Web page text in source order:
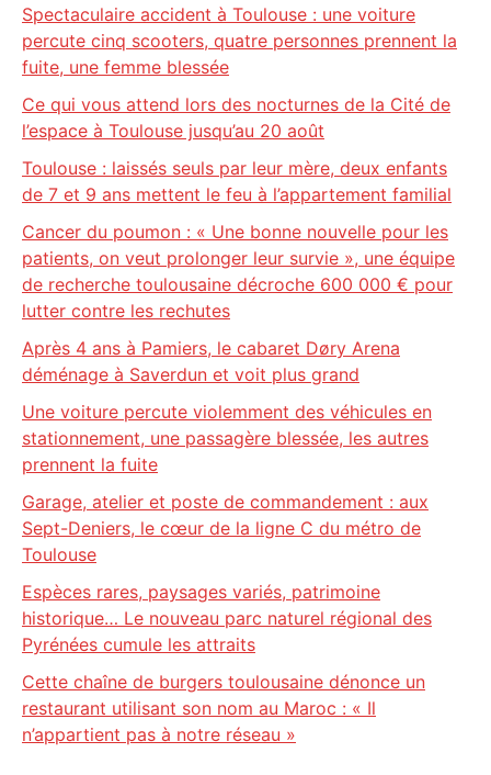
Spectaculaire accident à Toulouse : une voiture
percute cinq scooters, quatre personnes prennent la
fuite, une femme blessée
Ce qui vous attend lors des nocturnes de la Cité de
l’espace à Toulouse jusqu’au 20 août
Toulouse : laissés seuls par leur mère, deux enfants
de 7 et 9 ans mettent le feu à l’appartement familial
Cancer du poumon : « Une bonne nouvelle pour les
patients, on veut prolonger leur survie », une équipe
de recherche toulousaine décroche 600 000 € pour
lutter contre les rechutes
Après 4 ans à Pamiers, le cabaret Døry Arena
déménage à Saverdun et voit plus grand
Une voiture percute violemment des véhicules en
stationnement, une passagère blessée, les autres
prennent la fuite
Garage, atelier et poste de commandement : aux
Sept-Deniers, le cœur de la ligne C du métro de
Toulouse
Espèces rares, paysages variés, patrimoine
historique… Le nouveau parc naturel régional des
Pyrénées cumule les attraits
Cette chaîne de burgers toulousaine dénonce un
restaurant utilisant son nom au Maroc : « Il
n’appartient pas à notre réseau »